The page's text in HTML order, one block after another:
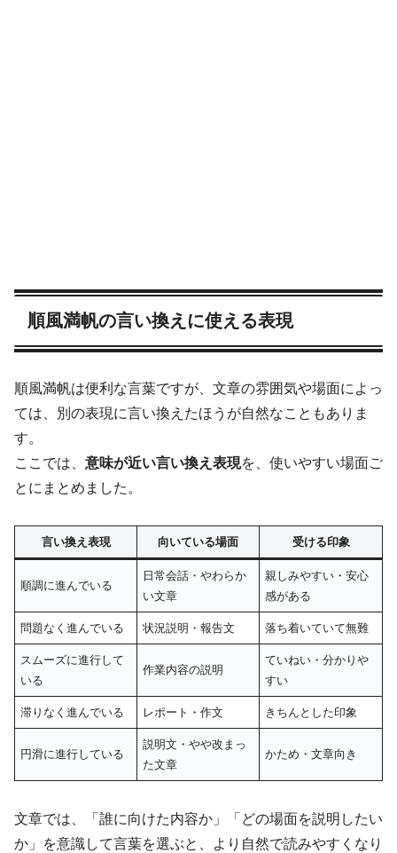
順風満帆の言い換えに使える表現
順風満帆は便利な言葉ですが、文章の雰囲気や場面によっ
ては、別の表現に言い換えたほうが自然なこともありま
す。
ここでは、 意味が近い言い換え表現を、使いやすい場面ご
とにまとめました。
言い換え表現 向いている場面 受ける印象
順調に進んでいる
日常会話・やわらか
い文章
親しみやすい・安心
感がある
問題なく進んでいる 状況説明・報告文 落ち着いていて無難
スムーズに進行して
いる
作業内容の説明
ていねい・分かりや
すい
滞りなく進んでいる レポート・作文 きちんとした印象
円滑に進行している
説明文・やや改まっ
た文章
かため・文章向き
文章では、「誰に向けた内容か」「どの場面を説明したい
か」を意識して言葉を選ぶと、より自然で読みやすくなり